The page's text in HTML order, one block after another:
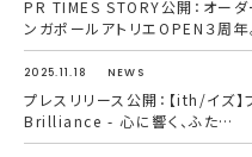
PR TIMES STORY公開：オー
ンガポールアトリエOPEN３周
2025.11.18 NEWS
プレスリリース公開：【ith/イズ
Brilliance - 心に響く、ふた…